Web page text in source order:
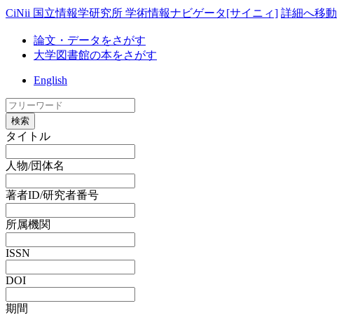
CiNii 国立情報学研究所 学術情報ナビゲータ[サイニィ] 詳細へ移動
論文・データをさがす
大学図書館の本をさがす
English
検索
タイトル
人物/団体名
著者ID/研究者番号
所属機関
ISSN
DOI
期間